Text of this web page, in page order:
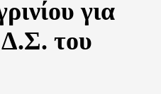
για
του